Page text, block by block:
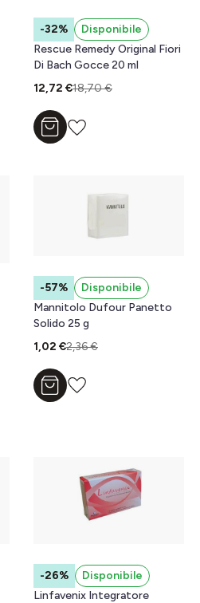
-32%
Disponibile
Rescue Remedy Original Fiori
Di Bach Gocce 20 ml
12,72 €18,70 €
Aggiungi al carrello
-57%
Disponibile
Mannitolo Dufour Panetto
Solido 25 g
1,02 €2,36 €
Aggiungi al carrello
-26%
Disponibile
Linfavenix Integratore